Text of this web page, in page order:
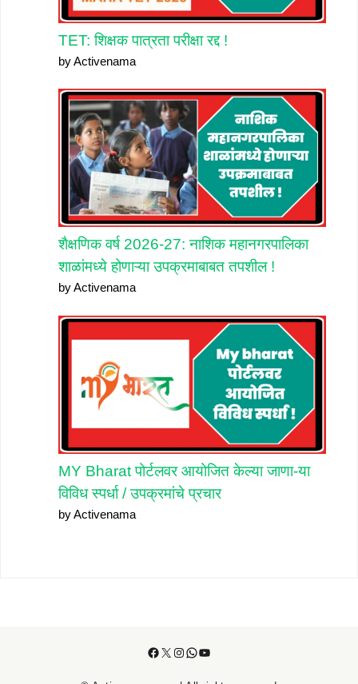
TET: शिक्षक पात्रता परीक्षा रद्द !
by Activenama
शैक्षणिक वर्ष 2026-27: नाशिक महानगरपालिका
शाळांमध्ये होणाऱ्या उपक्रमाबाबत तपशील !
by Activenama
MY Bharat पोर्टलवर आयोजित केल्या जाणा-या
विविध स्पर्धा / उपक्रमांचे प्रचार
by Activenama
Facebook
X Instagram
WhatsApp
YouTube